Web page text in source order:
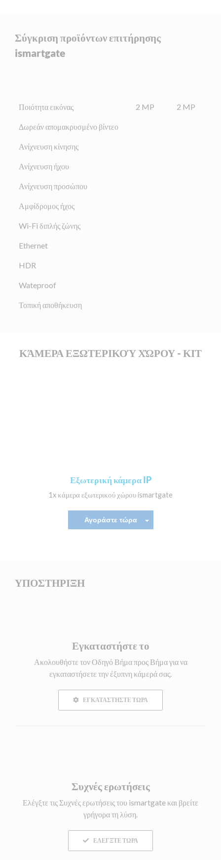
Σύγκριση προϊόντων επιτήρησης
ismartgate
Ποιότητα εικόνας 2 MP 2 MP
Δωρεάν απομακρυσμένο βίντεο
Ανίχνευση κίνησης
Ανίχνευση ήχου
Ανίχνευση προσώπου
Αμφίδρομος ήχος
Wi-Fi διπλής ζώνης
Ethernet
HDR
Wateproof
Τοπική αποθήκευση
ΚΆΜΕΡΑ ΕΞΩΤΕΡΙΚΟΎ ΧΏΡΟΥ - ΚΙΤ
Εξωτερική κάμερα IP
1x κάμερα εξωτερικού χώρου ismartgate
Αγοράστε τώρα
ΥΠΟΣΤΗΡΙΞΗ
Εγκαταστήστε το
Ακολουθήστε τον Οδηγό Βήμα προς Βήμα για να
εγκαταστήσετε την έξυπνη κάμερά σας.
ΕΓΚΑΤΑΣΤΉΣΤΕ ΤΏΡΑ
Συχνές ερωτήσεις
Ελέγξτε τις Συχνές ερωτήσεις του ismartgate και βρείτε
γρήγορα τη λύση.
ΕΛΈΓΞΤΕ ΤΏΡΑ